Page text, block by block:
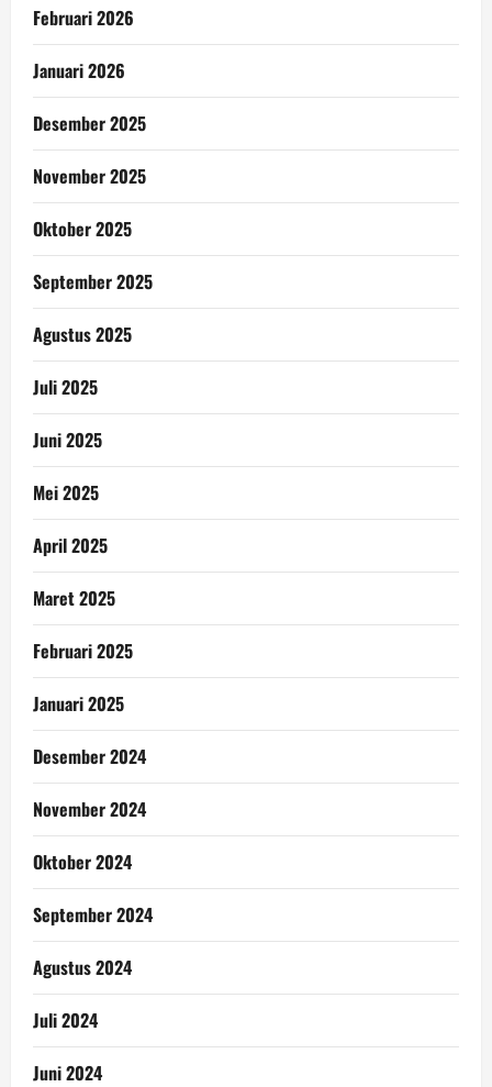
Februari 2026
Januari 2026
Desember 2025
November 2025
Oktober 2025
September 2025
Agustus 2025
Juli 2025
Juni 2025
Mei 2025
April 2025
Maret 2025
Februari 2025
Januari 2025
Desember 2024
November 2024
Oktober 2024
September 2024
Agustus 2024
Juli 2024
Juni 2024